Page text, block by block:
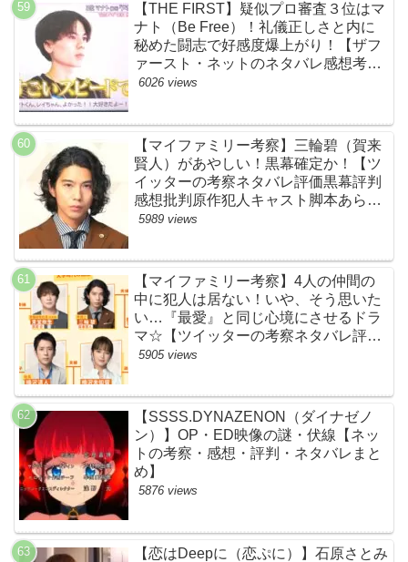
【THE FIRST】疑似プロ審査３位はマ
ナト（Be Free）！礼儀正しさと内に
秘めた闘志で好感度爆上がり！【ザフ
ァースト・ネットのネタバレ感想考察
まとめ・スッキリ・BE:FIRST・ビー
6026 views
【マイファミリー考察】三輪碧（賀来
賢人）があやしい！黒幕確定か！【ツ
イッターの考察ネタバレ評価黒幕評判
感想批判原作犯人キャスト脚本あらす
じ伏線まとめ】
5989 views
【マイファミリー考察】4人の仲間の
中に犯人は居ない！いや、そう思いた
い…『最愛』と同じ心境にさせるドラ
マ☆【ツイッターの考察ネタバレ評価
黒幕評判感想批判原作犯人キャスト脚
5905 views
【SSSS.DYNAZENON（ダイナゼノ
ン）】OP・ED映像の謎・伏線【ネッ
トの考察・感想・評判・ネタバレまと
め】
5876 views
【恋はDeepに（恋ぷに）】石原さとみ